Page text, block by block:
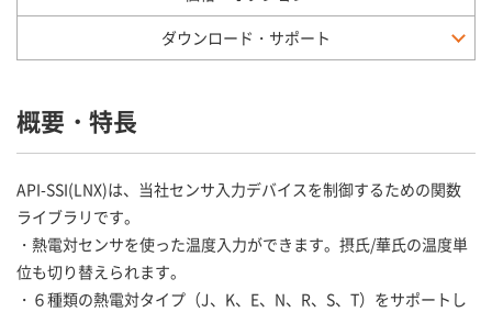
ダウンロード・サポート
概要・特長
API-SSI(LNX)は、当社センサ入力デバイスを制御するための関数
ライブラリです。
・熱電対センサを使った温度入力ができます。摂氏/華氏の温度単
位も切り替えられます。
・６種類の熱電対タイプ（J、K、E、N、R、S、T）をサポートし